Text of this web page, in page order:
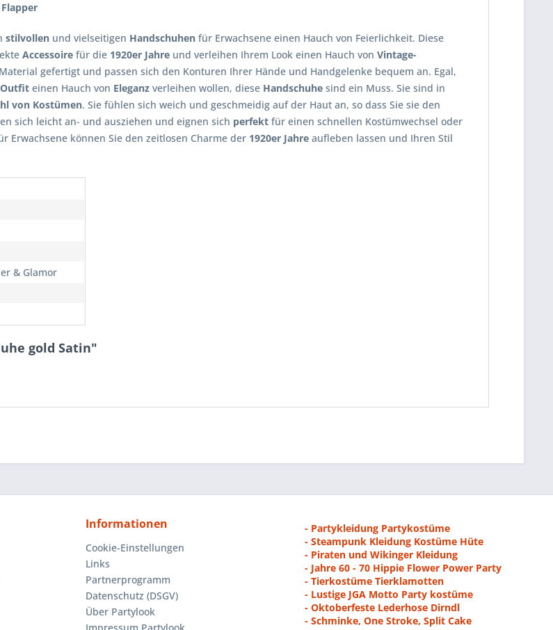
stilvollen und vielseitigen Handschuhen für Erwachsene einen Hauch von Feierlichkeit. Diese
Accessoire für die 1920er Jahre und verleihen Ihrem Look einen Hauch von Vintage-
gefertigt und passen sich den Konturen Ihrer Hände und Handgelenke bequem an. Egal,
Outfit einen Hauch von Eleganz verleihen wollen, diese Handschuhe sind ein Muss. Sie sind in
von Kostümen. Sie fühlen sich weich und geschmeidig auf der Haut an, so dass Sie sie den
sich leicht an- und ausziehen und eignen sich perfekt für einen schnellen Kostümwechsel oder
Erwachsene können Sie den zeitlosen Charme der 1920er Jahre aufleben lassen und Ihren Stil
& Glamor
gold Satin"
Informationen
Cookie-Einstellungen
Links
Partnerprogramm
Datenschutz (DSGV)
Über Partylook
- Partykleidung Partykostüme
- Steampunk Kleidung Kostüme Hüte
- Piraten und Wikinger Kleidung
- Jahre 60 - 70 Hippie Flower Power Party
- Tierkostüme Tierklamotten
- Lustige JGA Motto Party kostüme
- Oktoberfeste Lederhose Dirndl
- Schminke, One Stroke, Split Cake